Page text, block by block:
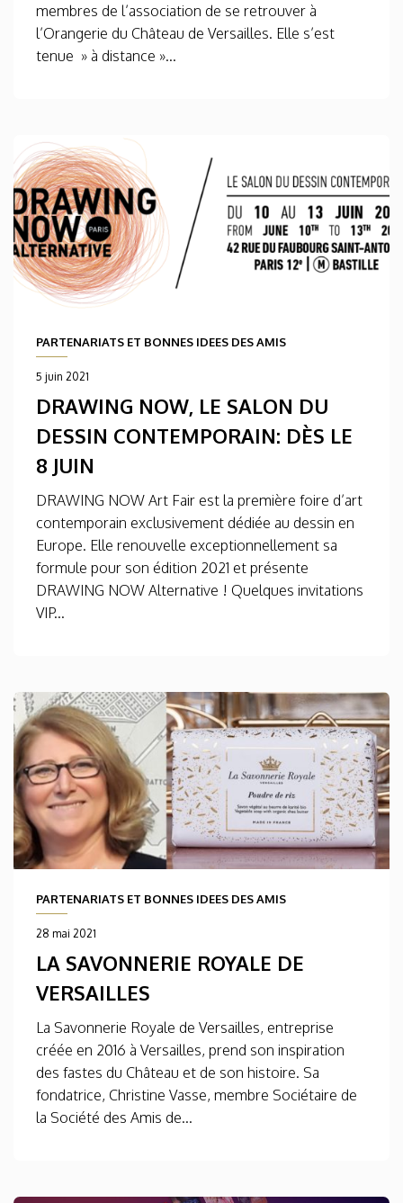
membres de l’association de se retrouver à
l’Orangerie du Château de Versailles. Elle s’est
tenue » à distance »...
PARTENARIATS ET BONNES IDEES DES AMIS
5 juin 2021
DRAWING NOW, LE SALON DU
DESSIN CONTEMPORAIN: DÈS LE
8 JUIN
DRAWING NOW Art Fair est la première foire d’art
contemporain exclusivement dédiée au dessin en
Europe. Elle renouvelle exceptionnellement sa
formule pour son édition 2021 et présente
DRAWING NOW Alternative ! Quelques invitations
VIP...
PARTENARIATS ET BONNES IDEES DES AMIS
28 mai 2021
LA SAVONNERIE ROYALE DE
VERSAILLES
La Savonnerie Royale de Versailles, entreprise
créée en 2016 à Versailles, prend son inspiration
des fastes du Château et de son histoire. Sa
fondatrice, Christine Vasse, membre Sociétaire de
la Société des Amis de...